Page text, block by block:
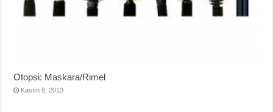
Otopsi: Maskara/Rimel
Kasım 8, 2013